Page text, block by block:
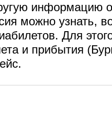
информацию
можно узнать,
Для
и прибытия